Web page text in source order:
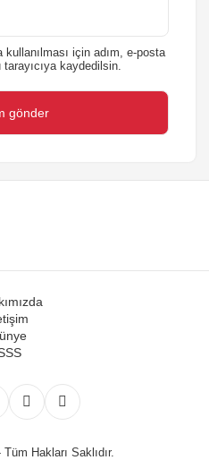
kullanılması için adım, e-posta
kaydedilsin.
Hakları Saklıdır.